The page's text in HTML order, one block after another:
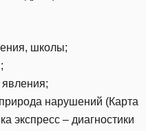
школы;
явления;
нарушений (Карта
экспресс – диагностики